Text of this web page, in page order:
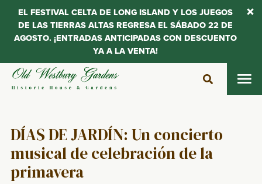
Saltar
DÍAS DE JARDÍN: Un concierto
musical de celebración de la
primavera
EL FESTIVAL CELTA DE LONG ISLAND Y LOS JUEGOS
DE LAS TIERRAS ALTAS REGRESA EL SÁBADO 22 DE
AGOSTO. ¡ENTRADAS ANTICIPADAS CON DESCUENTO
YA A LA VENTA!